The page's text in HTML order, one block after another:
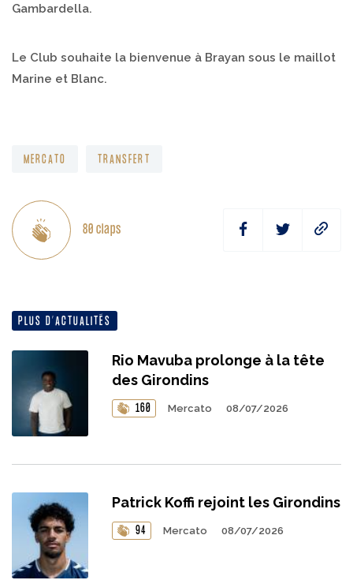
Gambardella.
Le Club souhaite la bienvenue à Brayan sous le maillot
Marine et Blanc.
MERCATO TRANSFERT
80 claps
PLUS D’ACTUALITÉS
Rio Mavuba prolonge à la tête
des Girondins
160 Mercato 08/07/2026
Patrick Koffi rejoint les Girondins
94 Mercato 08/07/2026